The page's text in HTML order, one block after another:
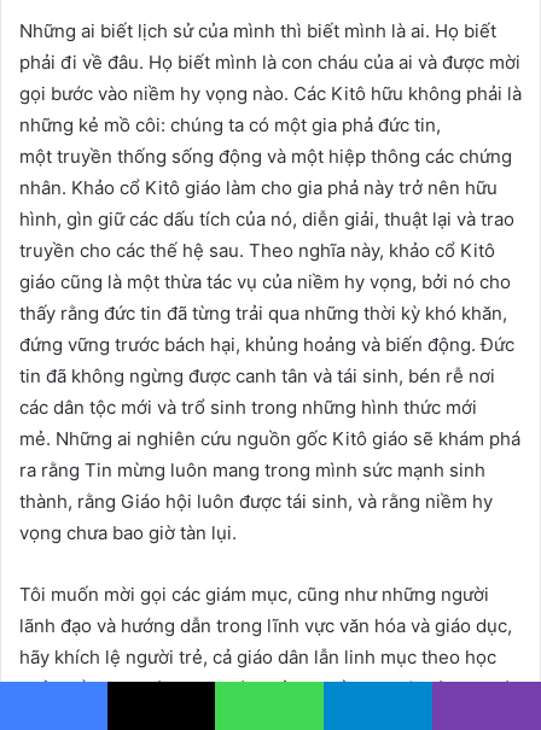
Những ai biết lịch sử của mình thì biết mình là ai. Họ biết
phải đi về đâu. Họ biết mình là con cháu của ai và được mời
gọi bước vào niềm hy vọng nào. Các Kitô hữu không phải là
những kẻ mồ côi: chúng ta có một gia phả đức tin,
một truyền thống sống động và một hiệp thông các chứng
nhân. Khảo cổ Kitô giáo làm cho gia phả này trở nên hữu
hình, gìn giữ các dấu tích của nó, diễn giải, thuật lại và trao
truyền cho các thế hệ sau. Theo nghĩa này, khảo cổ Kitô
giáo cũng là một thừa tác vụ của niềm hy vọng, bởi nó cho
thấy rằng đức tin đã từng trải qua những thời kỳ khó khăn,
đứng vững trước bách hại, khủng hoảng và biến động. Đức
tin đã không ngừng được canh tân và tái sinh, bén rễ nơi
các dân tộc mới và trổ sinh trong những hình thức mới
mẻ. Những ai nghiên cứu nguồn gốc Kitô giáo sẽ khám phá
ra rằng Tin mừng luôn mang trong mình sức mạnh sinh
thành, rằng Giáo hội luôn được tái sinh, và rằng niềm hy
vọng chưa bao giờ tàn lụi.
Tôi muốn mời gọi các giám mục, cũng như những người
lãnh đạo và hướng dẫn trong lĩnh vực văn hóa và giáo dục,
hãy khích lệ người trẻ, cả giáo dân lẫn linh mục theo học
khảo cổ học. Ngành học này mở ra nhiều cơ hội đào tạo và